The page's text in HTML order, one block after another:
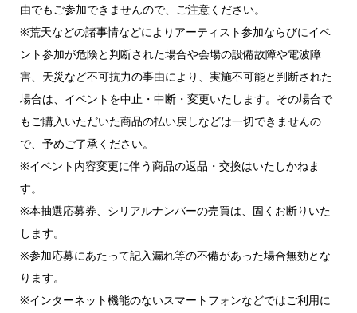
由でもご参加できませんので、ご注意ください。
※荒天などの諸事情などによりアーティスト参加ならびにイベ
ント参加が危険と判断された場合や会場の設備故障や電波障
害、天災など不可抗力の事由により、実施不可能と判断された
場合は、イベントを中止・中断・変更いたします。その場合で
もご購入いただいた商品の払い戻しなどは一切できませんの
で、予めご了承ください。
※イベント内容変更に伴う商品の返品・交換はいたしかねま
す。
※本抽選応募券、シリアルナンバーの売買は、固くお断りいた
します。
※参加応募にあたって記入漏れ等の不備があった場合無効とな
ります。
※インターネット機能のないスマートフォンなどではご利用に